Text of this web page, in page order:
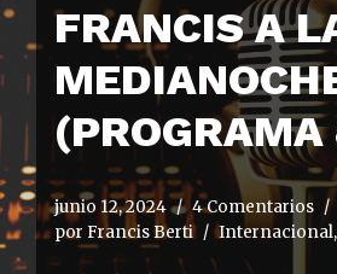
FRANCIS A
junio 12, 2024
4 Comentarios
por Francis Berti Internacional,